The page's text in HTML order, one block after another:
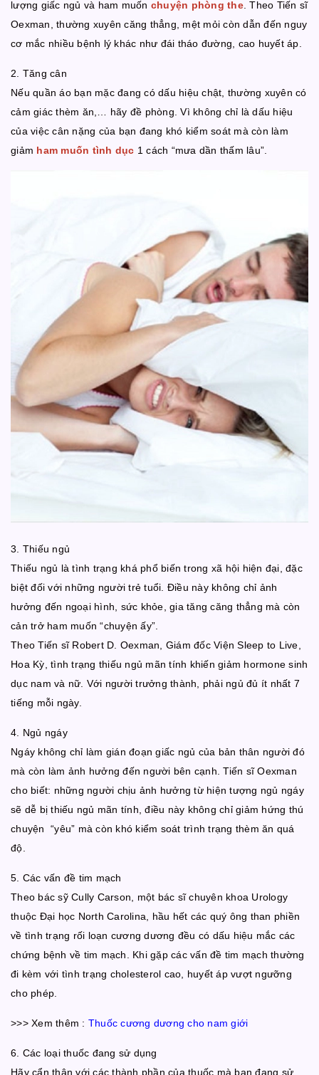
lượng giấc ngủ và ham muốn chuyện phòng the. Theo Tiến sĩ
Oexman, thường xuyên căng thẳng, mệt mỏi còn dẫn đến nguy
cơ mắc nhiều bệnh lý khác như đái tháo đường, cao huyết áp.
2. Tăng cân
Nếu quần áo bạn mặc đang có dấu hiệu chật, thường xuyên có
cảm giác thèm ăn,… hãy đề phòng. Vì không chỉ là dấu hiệu
của việc cân nặng của bạn đang khó kiểm soát mà còn làm
giảm ham muốn tình dục 1 cách “mưa dần thấm lâu”.
3. Thiếu ngủ
Thiếu ngủ là tình trạng khá phổ biến trong xã hội hiện đại, đặc
biệt đối với những người trẻ tuổi. Điều này không chỉ ảnh
hưởng đến ngoại hình, sức khỏe, gia tăng căng thẳng mà còn
cản trở ham muốn “chuyện ấy”.
Theo Tiến sĩ Robert D. Oexman, Giám đốc Viện Sleep to Live,
Hoa Kỳ, tình trạng thiếu ngủ mãn tính khiến giảm hormone sinh
dục nam và nữ. Với người trưởng thành, phải ngủ đủ ít nhất 7
tiếng mỗi ngày.
4. Ngủ ngáy
Ngáy không chỉ làm gián đoạn giấc ngủ của bản thân người đó
mà còn làm ảnh hưởng đến người bên cạnh. Tiến sĩ Oexman
cho biết: những người chịu ảnh hưởng từ hiện tượng ngủ ngáy
sẽ dễ bị thiếu ngủ mãn tính, điều này không chỉ giảm hứng thú
chuyện “yêu” mà còn khó kiểm soát trình trạng thèm ăn quá
độ.
5. Các vấn đề tim mạch
Theo bác sỹ Cully Carson, một bác sĩ chuyên khoa Urology
thuộc Đại học North Carolina, hầu hết các quý ông than phiền
về tình trạng rối loạn cương dương đều có dấu hiệu mắc các
chứng bệnh về tim mạch. Khi gặp các vấn đề tim mạch thường
đi kèm với tình trạng cholesterol cao, huyết áp vượt ngưỡng
cho phép.
>>> Xem thêm : Thuốc cương dương cho nam giới
6. Các loại thuốc đang sử dụng
Hãy cẩn thận với các thành phần của thuốc mà bạn đang sử